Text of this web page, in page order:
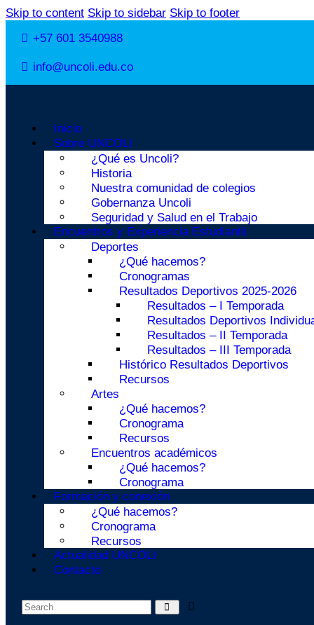
Skip to content Skip to sidebar Skip to footer
+57 601 3540988
info@uncoli.edu.co
Inicio
Sobre UNCOLI
¿Qué es Uncoli?
Historia
Nuestra comunidad de colegios
Gobernanza Uncoli
Seguridad y Salud en el Trabajo
Encuentros y Experiencia Estudiantil
Deportes
¿Qué hacemos?
Cronogramas
Resultados Deportivos 2025-2026
Resultados – I Temporada
Resultados Deportivos
Resultados – II Temporada
Resultados – III Temporada
Histórico Resultados Deportivos
Recursos
Artes
¿Qué hacemos?
Cronograma
Recursos
Encuentros académicos
¿Qué hacemos?
Cronograma
Formación y conexión
¿Qué hacemos?
Cronograma
Recursos
Actualidad UNCOLI
Contacto